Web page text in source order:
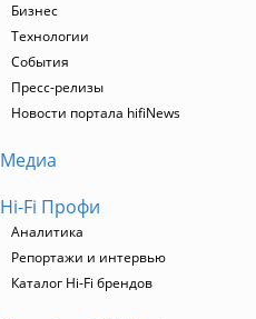
Бизнес
Технологии
События
Пресс-релизы
Новости портала hifiNews
Медиа
Hi-Fi Профи
Аналитика
Репортажи и интервью
Каталог Hi-Fi брендов